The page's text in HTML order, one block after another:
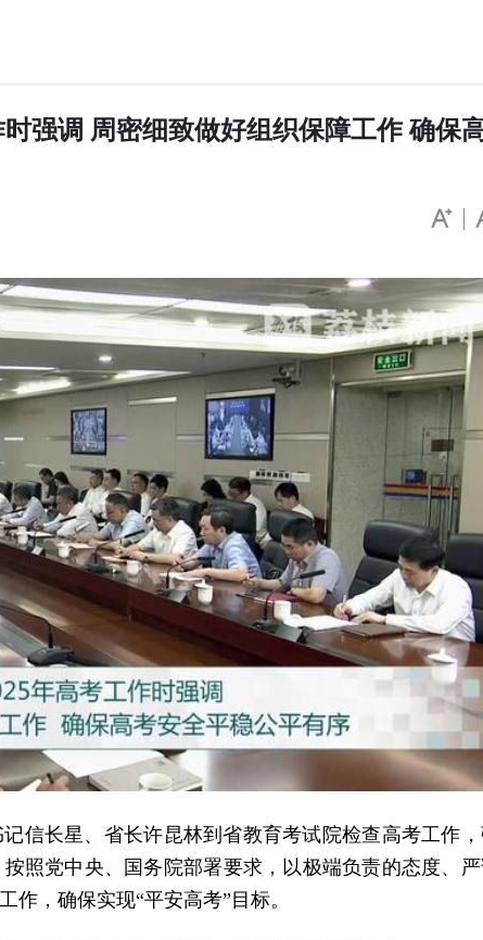
强调 周密细致做好组织保障工作 确保
信长星、省长许昆林到省教育考试院检查高考工作
照党中央、国务院部署要求，以极端负责的态度、
，确保实现“平安高考”目标。